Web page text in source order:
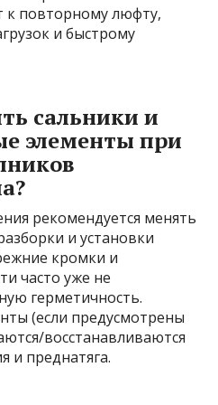
к повторному люфту,
и быстрому
сальники и
элементы при
рекомендуется менять
и установки
кромки и
часто уже не
герметичность.
(если предусмотрены
восстанавливаются
и преднатяга.